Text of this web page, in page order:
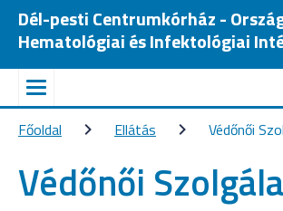
Dél-pesti Centrumkórház -
Hematológiai és Infektológiai
Főoldal
Ellátás Védőnői
Védőnői